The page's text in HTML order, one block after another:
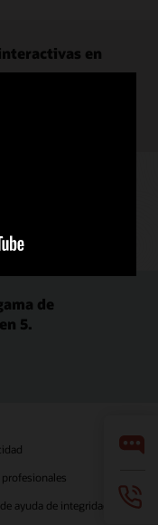
en
de
5.
ayuda de integridad